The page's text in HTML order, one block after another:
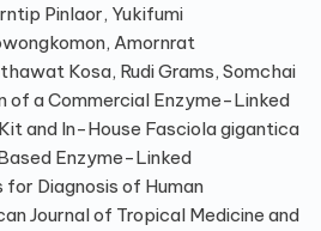
Pinlaor, Yukifumi
Amornrat
Kosa, Rudi Grams, Somchai
of a Commercial Enzyme-Linked
and In-House Fasciola gigantica
Enzyme-Linked
Diagnosis of Human
Journal of Tropical Medicine and